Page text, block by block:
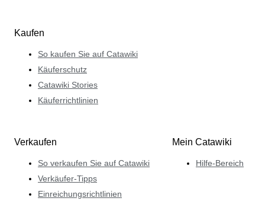
Kaufen
So kaufen Sie auf Catawiki
Käuferschutz
Catawiki Stories
Käuferrichtlinien
Verkaufen
So verkaufen Sie auf Catawiki
Verkäufer-Tipps
Einreichungsrichtlinien
Mein Catawiki
Hilfe-Bereich